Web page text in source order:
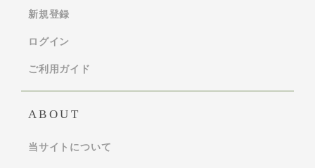
新規登録
ログイン
ご利用ガイド
ABOUT
当サイトについて